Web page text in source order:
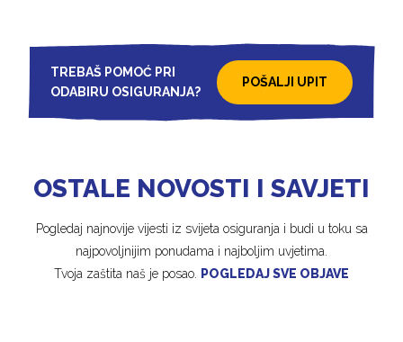
TREBAŠ POMOĆ PRI
ODABIRU OSIGURANJA?
POŠALJI UPIT
OSTALE NOVOSTI I SAVJETI
Pogledaj najnovije vijesti iz svijeta osiguranja i budi u toku sa
najpovoljnijim ponudama i najboljim uvjetima.
Tvoja zaštita naš je posao. POGLEDAJ SVE OBJAVE